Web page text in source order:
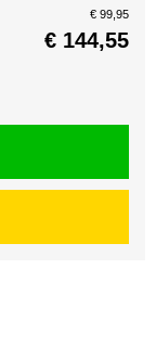
€ 99,95
€ 144,55